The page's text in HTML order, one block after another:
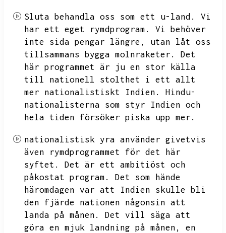
Sluta behandla oss som ett u-land.
Vi
har ett eget rymdprogram.
Vi behöver
inte sida pengar längre,
utan låt oss
tillsammans bygga molnraketer.
Det
här programmet är ju en stor källa
till nationell stolthet i ett allt
mer nationalistiskt Indien.
Hindu-
nationalisterna som styr Indien och
hela tiden försöker piska upp mer.
nationalistisk yra använder givetvis
även rymdprogrammet för det här
syftet.
Det är ett ambitiöst och
påkostat program.
Det som hände
häromdagen var att Indien skulle bli
den fjärde nationen någonsin att
landa på månen.
Det vill säga att
göra en mjuk landning på månen,
en